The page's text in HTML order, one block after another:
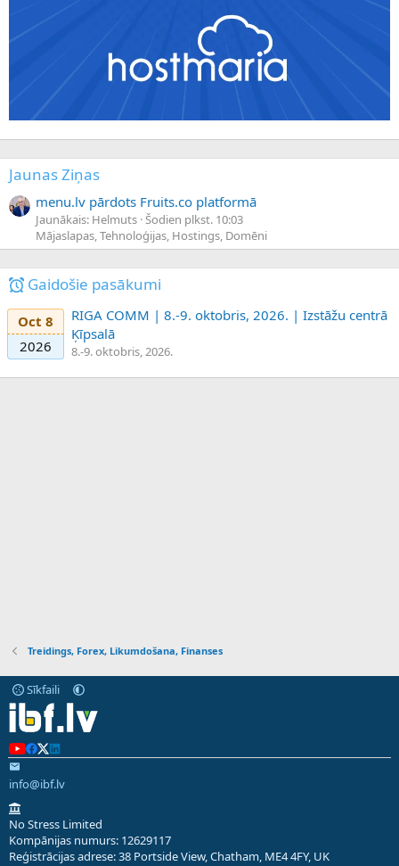
Jaunas Ziņas
menu.lv pārdots Fruits.co platformā
Jaunākais: Helmuts Šodien plkst. 10:03
Mājaslapas, Tehnoloģijas, Hostings, Domēni
Gaidošie pasākumi
Oct 8
2026
RIGA COMM | 8.-9. oktobris, 2026. | Izstāžu centrā
Ķīpsalā
8.-9. oktobris, 2026.
Treidings, Forex, Likumdošana, Finanses
Sīkfaili
info@ibf.lv
No Stress Limited
Kompānijas numurs: 12629117
Reģistrācijas adrese: 38 Portside View, Chatham, ME4 4FY, UK